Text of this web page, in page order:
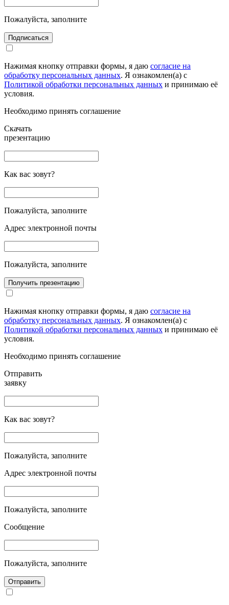
Пожалуйста, заполните
Подписаться
Нажимая кнопку отправки формы, я даю согласие на
обработку персональных данных. Я ознакомлен(а) с
Политикой обработки персональных данных и принимаю её
условия.
Необходимо принять соглашение
Скачать
презентацию
Как вас зовут?
Пожалуйста, заполните
Адрес электронной почты
Пожалуйста, заполните
Получить презентацию
Нажимая кнопку отправки формы, я даю согласие на
обработку персональных данных. Я ознакомлен(а) с
Политикой обработки персональных данных и принимаю её
условия.
Необходимо принять соглашение
Отправить
заявку
Как вас зовут?
Пожалуйста, заполните
Адрес электронной почты
Пожалуйста, заполните
Сообщение
Пожалуйста, заполните
Отправить